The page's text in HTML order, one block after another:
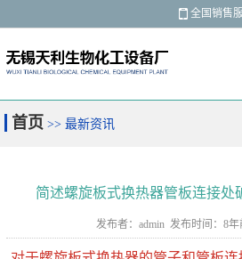
全国销售
关于我们
首页 >> 最新资讯
简述螺旋板式换热器管板连接处
发布者：admin 发布时间：8